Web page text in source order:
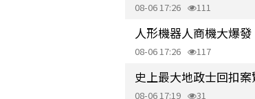
08-06 17:26 111
人形機器人商機大爆
08-06 17:26 117
史上最大地政士回扣
08-06 17:19 31